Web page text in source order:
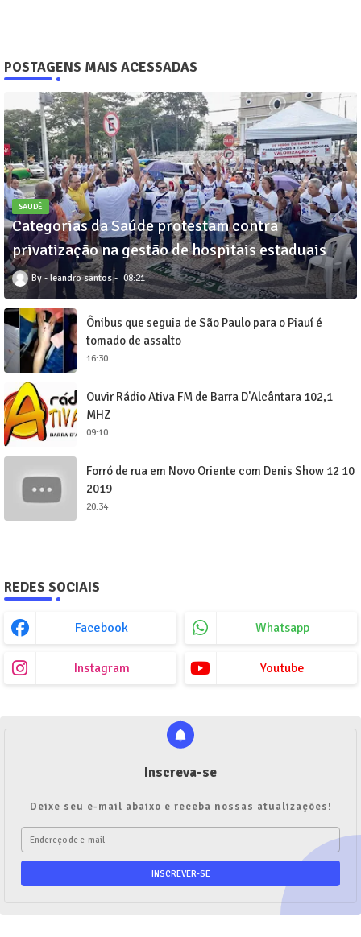
POSTAGENS MAIS ACESSADAS
SAUDÊ
Categorias da Saúde protestam contra
privatização na gestão de hospitais estaduais
leandro santos 08:21
Ônibus que seguia de São Paulo para o Piauí é
tomado de assalto
16:30
Ouvir Rádio Ativa FM de Barra D'Alcântara 102,1
MHZ
09:10
Forró de rua em Novo Oriente com Denis Show 12 10
2019
20:34
REDES SOCIAIS
Facebook Whatsapp
Instagram Youtube
Inscreva-se
Deixe seu e-mail abaixo e receba nossas atualizações!